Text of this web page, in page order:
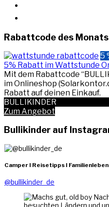
Rabattcode des Monats
5
5% Rabatt im Wattstunde
Mit dem Rabattcode
im Onlineshop
Rabatt auf deinen Einkauf.
BULLIKINDER
Zum Angebot
Bullikinder auf
Camper I Reisetipps I Familienleben
@bullikinder_de